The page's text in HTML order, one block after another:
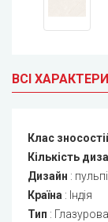
ВСІ
Клас
Кількість
Дизайн :
Країна : Індія
Тип :